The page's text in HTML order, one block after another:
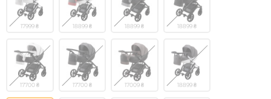
17999 ₴ 18899 ₴ 18899 ₴ 18899 ₴
17700 ₴ 17700 ₴ 17009 ₴ 18899 ₴